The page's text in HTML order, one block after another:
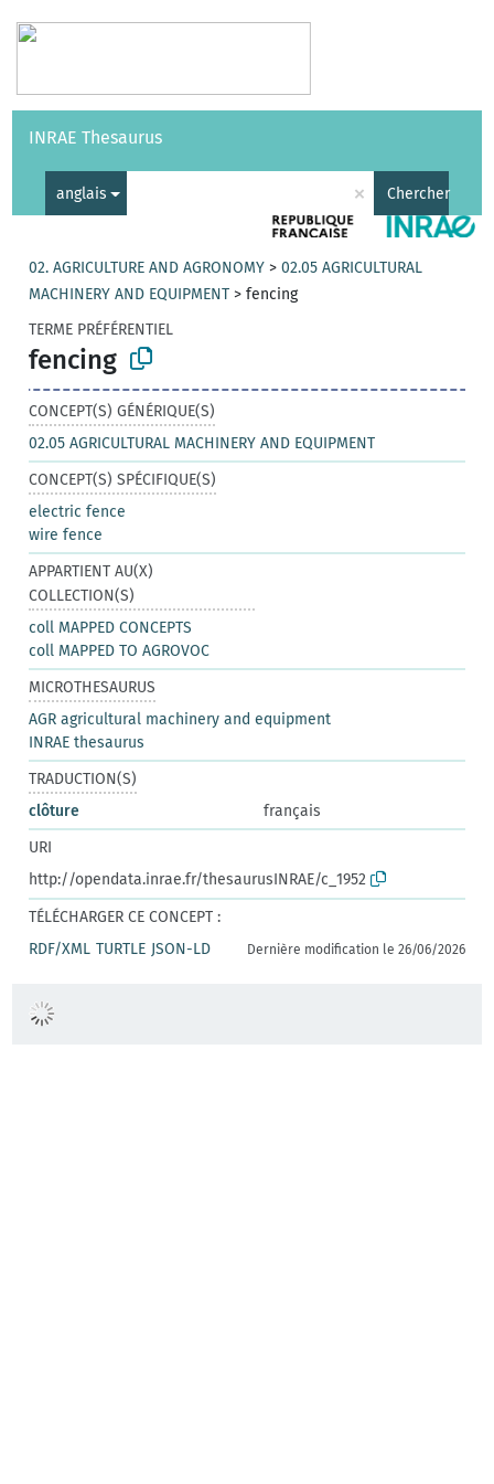
Vocabulaires API
INRAE Thesaurus
anglais × Chercher
02. AGRICULTURE AND AGRONOMY >02.05 AGRICULTURAL
MACHINERY AND EQUIPMENT >fencing
TERME PRÉFÉRENTIEL
fencing
CONCEPT(S) GÉNÉRIQUE(S)
02.05 AGRICULTURAL MACHINERY AND EQUIPMENT
CONCEPT(S) SPÉCIFIQUE(S)
electric fence
wire fence
APPARTIENT AU(X)
COLLECTION(S)
coll MAPPED CONCEPTS
coll MAPPED TO AGROVOC
MICROTHESAURUS
AGR agricultural machinery and equipment
INRAE thesaurus
TRADUCTION(S)
clôture
français
URI
http://opendata.inrae.fr/thesaurusINRAE/c_1952
TÉLÉCHARGER CE CONCEPT :
RDF/XML TURTLE JSON-LD Dernière modification le 26/06/2026